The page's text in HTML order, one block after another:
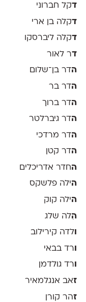
דקל חברוני
דקלה בן ארי
דקלה ליברסקו
דר לאור
הדר בן־שלום
הדר בר
הדר ברוך
הדר גיברלטר
הדר מרדכי
הדר קטן
החדר אדריכלים
הילה פלשקס
הילה קוק
הִלה שלג
ולדה קירילוב
רד בבאי
ורד גולדמן
זאב אנגלמאיר
זהר קורן